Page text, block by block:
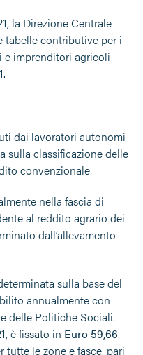
la Direzione Centrale
tabelle contributive per i
e imprenditori agricoli
dai lavoratori autonomi
sulla classificazione delle
convenzionale.
nella fascia di
al reddito agrario dei
dall’allevamento
sulla base del
annualmente con
delle Politiche Sociali.
è fissato in Euro 59,66.
tutte le zone e fasce, pari